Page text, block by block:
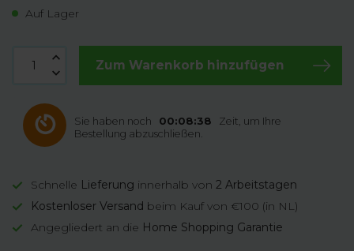
Auf Lager
Zum Warenkorb hinzufügen
Sie haben noch 00:08:37
Zeit, um Ihre
Bestellung abzuschließen.
Schnelle Lieferung innerhalb von 2 Arbeitstagen
Kostenloser Versand beim Kauf von €100 (in NL)
Angegliedert an die Home Shopping Garantie